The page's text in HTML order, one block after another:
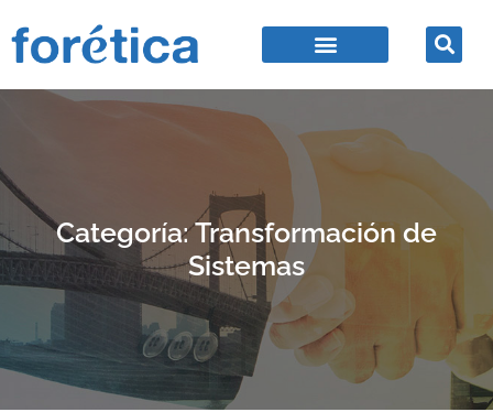
Categoría: Transformación de
Sistemas